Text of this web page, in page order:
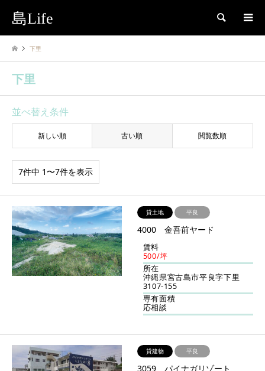
島Life 検索
下里
下里
並べ替え条件
新しい順 古い順 閲覧数順
7件中 1〜7件を表示
貸土地 平良
4000 金吾前ヤード
賃料
500/坪
所在
沖縄県宮古島市平良字下里
3107-155
専有面積
応相談
貸建物 平良
3059 パイナガリゾート